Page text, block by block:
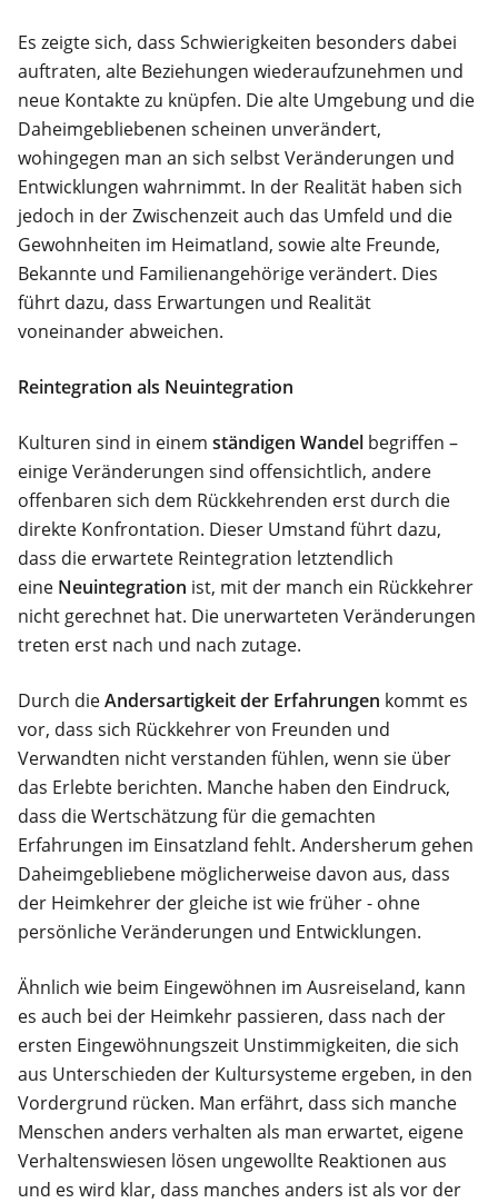
Es zeigte sich, dass Schwierigkeiten besonders dabei
auftraten, alte Beziehungen wiederaufzunehmen und
neue Kontakte zu knüpfen. Die alte Umgebung und die
Daheimgebliebenen scheinen unverändert,
wohingegen man an sich selbst Veränderungen und
Entwicklungen wahrnimmt. In der Realität haben sich
jedoch in der Zwischenzeit auch das Umfeld und die
Gewohnheiten im Heimatland, sowie alte Freunde,
Bekannte und Familienangehörige verändert. Dies
führt dazu, dass Erwartungen und Realität
voneinander abweichen.
Reintegration als Neuintegration
Kulturen sind in einem ständigen Wandel begriffen –
einige Veränderungen sind offensichtlich, andere
offenbaren sich dem Rückkehrenden erst durch die
direkte Konfrontation. Dieser Umstand führt dazu,
dass die erwartete Reintegration letztendlich
eine Neuintegration ist, mit der manch ein Rückkehrer
nicht gerechnet hat. Die unerwarteten Veränderungen
treten erst nach und nach zutage.
Durch dieAndersartigkeit der Erfahrungen kommt es
vor, dass sich Rückkehrer von Freunden und
Verwandten nicht verstanden fühlen, wenn sie über
das Erlebte berichten. Manche haben den Eindruck,
dass die Wertschätzung für die gemachten
Erfahrungen im Einsatzland fehlt. Andersherum gehen
Daheimgebliebene möglicherweise davon aus, dass
der Heimkehrer der gleiche ist wie früher - ohne
persönliche Veränderungen und Entwicklungen.
Ähnlich wie beim Eingewöhnen im Ausreiseland, kann
es auch bei der Heimkehr passieren, dass nach der
ersten Eingewöhnungszeit Unstimmigkeiten, die sich
aus Unterschieden der Kultursysteme ergeben, in den
Vordergrund rücken. Man erfährt, dass sich manche
Menschen anders verhalten als man erwartet, eigene
Verhaltenswiesen lösen ungewollte Reaktionen aus
und es wird klar, dass manches anders ist als vor der